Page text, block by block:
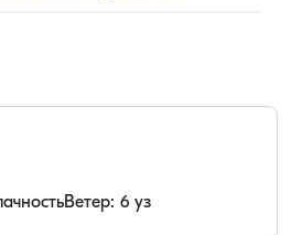
Ветер: 6 уз